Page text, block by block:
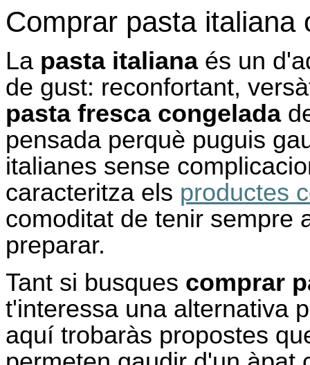
Comprar pasta italiana
La pasta italianaés un
de gust: reconfortant,
pasta fresca congelada
pensada perquè puguis
italianes sense
caracteritza els productes
comoditat de tenir sempre
preparar.
Tant si busques comprar
t'interessa una alternativa
aquí trobaràs propostes